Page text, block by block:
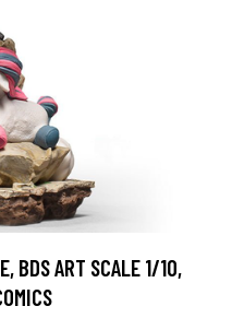
BDS ART SCALE 1/10,